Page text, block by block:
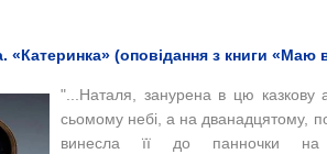
(оповідання з книги «Маю
"...Наталя, занурена в цю казкову
сьомому небі, а на дванадцятому,
винесла її до панночки